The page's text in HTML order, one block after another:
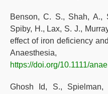
Benson, C. S., Shah, A.,
Spiby, H., Lax, S. J.,
effect of iron deficiency
https://doi.org/10.1111/
Ghosh Id, S.,